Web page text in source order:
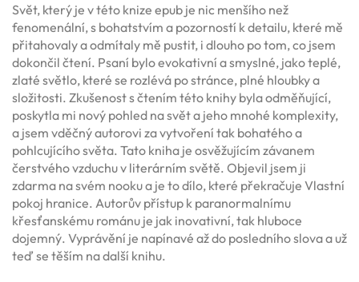
Svět, který je v této knize epub je nic menšího než
fenomenální, s bohatstvím a pozorností k detailu, které mě
přitahovaly a odmítaly mě pustit, i dlouho po tom, co jsem
dokončil čtení. Psaní bylo evokativní a smyslné, jako teplé,
zlaté světlo, které se rozlévá po stránce, plné hloubky a
složitosti. Zkušenost s čtením této knihy byla odměňující,
poskytla mi nový pohled na svět a jeho mnohé komplexity,
a jsem vděčný autorovi za vytvoření tak bohatého a
pohlcujícího světa. Tato kniha je osvěžujícím závanem
čerstvého vzduchu v literárním světě. Objevil jsem ji
zdarma na svém nooku a je to dílo, které překračuje Vlastní
pokoj hranice. Autorův přístup k paranormalnímu
křesťanskému románu je jak inovativní, tak hluboce
dojemný. Vyprávění je napínavé až do posledního slova a už
teď se těším na další knihu.